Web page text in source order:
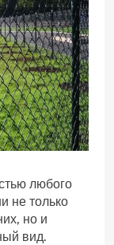
любого
не только
но и
вид.